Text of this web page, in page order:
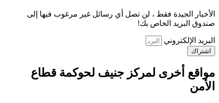
الأخبار الجيدة فقط ، لن تصل أي رسائل غير مرغوب فيها إلى
صندوق البريد الخاص بك!
البريد الإلكتروني
اشتراك
مواقع أخرى لمركز جنيف لحوكمة قطاع
الأمن